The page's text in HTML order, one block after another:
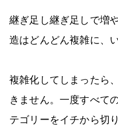
継ぎ足し継ぎ足しで増
造はどんどん複雑に、
複雑化してしまったら
きません。一度すべて
テゴリーをイチから切